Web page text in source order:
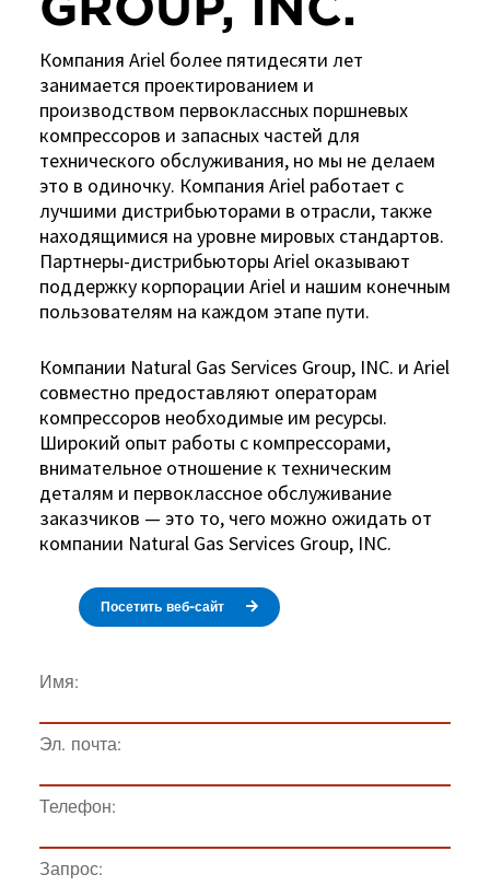
Компания Ariel более пятидесяти лет
занимается проектированием и
производством первоклассных поршневых
компрессоров и запасных частей для
технического обслуживания, но мы не делаем
это в одиночку. Компания Ariel работает с
лучшими дистрибьюторами в отрасли, также
находящимися на уровне мировых стандартов.
Партнеры-дистрибьюторы Ariel оказывают
поддержку корпорации Ariel и нашим конечным
пользователям на каждом этапе пути.
Компании Natural Gas Services Group, INC. и Ariel
совместно предоставляют операторам
компрессоров необходимые им ресурсы.
Широкий опыт работы с компрессорами,
внимательное отношение к техническим
деталям и первоклассное обслуживание
заказчиков — это то, чего можно ожидать от
компании Natural Gas Services Group, INC.
Посетить веб-сайт
Имя:
Эл. почта:
Телефон:
Запрос: